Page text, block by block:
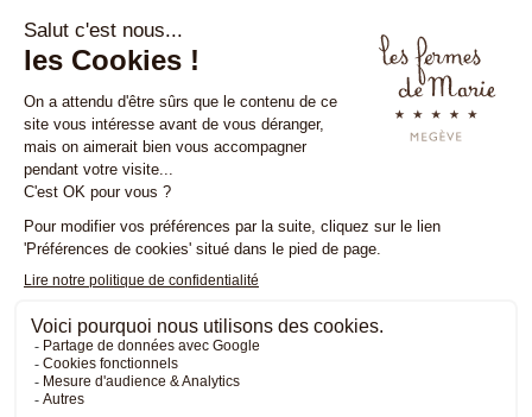
GYP SEA HOTEL
SAINT BARTH - FRENCH WEST INDIES
LA BASTIDE DE MARIE
MÉNERBES - PROVENCE
Межев•Менербес•Сен-Тропе•Сен-Барт
ОБЩИЕ ПОЛОЖЕНИЯ И УСЛОВИЯ
Политика конфиденциальности